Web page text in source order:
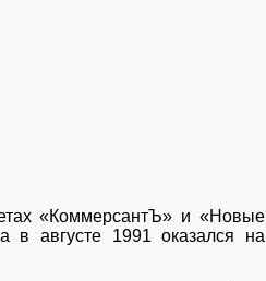
«КоммерсантЪ» и «Новые
в августе 1991 оказался на